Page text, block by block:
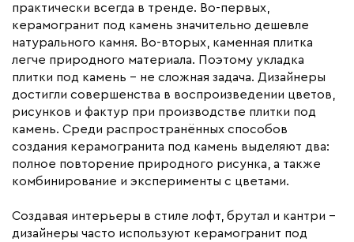
практически всегда в тренде. Во-первых,
керамогранит под камень значительно дешевле
натурального камня. Во-вторых, каменная плитка
легче природного материала. Поэтому укладка
плитки под камень – не сложная задача. Дизайнеры
достигли совершенства в воспроизведении цветов,
рисунков и фактур при производстве плитки под
камень. Среди распространённых способов
создания керамогранита под камень выделяют два:
полное повторение природного рисунка, а также
комбинирование и эксперименты с цветами.
Создавая интерьеры в стиле лофт, брутал и кантри –
дизайнеры часто используют керамогранит под